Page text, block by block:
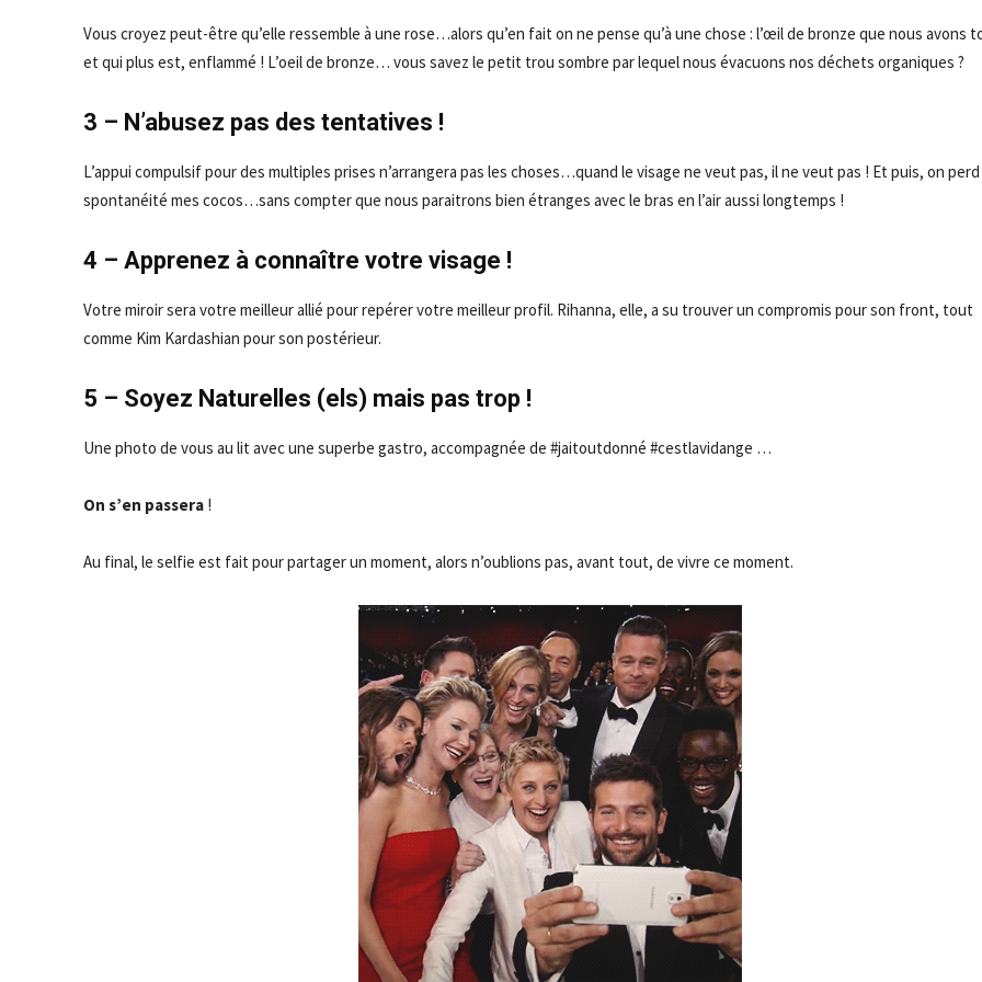
Vous croyez peut-être qu’elle ressemble à une rose…alors qu’en fait on ne pense qu’à une chose : l’œil de bronze que nous avons
et qui plus est, enflammé ! L’oeil de bronze… vous savez le petit trou sombre par lequel nous évacuons nos déchets organiques ?
3 – N’abusez pas des tentatives !
L’appui compulsif pour des multiples prises n’arrangera pas les choses…quand le visage ne veut pas, il ne veut pas ! Et puis, on
spontanéité mes cocos…sans compter que nous paraitrons bien étranges avec le bras en l’air aussi longtemps !
4 – Apprenez à connaître votre visage !
Votre miroir sera votre meilleur allié pour repérer votre meilleur profil. Rihanna, elle, a su trouver un compromis pour son front, tout
comme Kim Kardashian pour son postérieur.
5 – Soyez Naturelles (els) mais pas trop !
Une photo de vous au lit avec une superbe gastro, accompagnée de #jaitoutdonné #cestlavidange …
On s’en passera !
Au final, le selfie est fait pour partager un moment, alors n’oublions pas, avant tout, de vivre ce moment.